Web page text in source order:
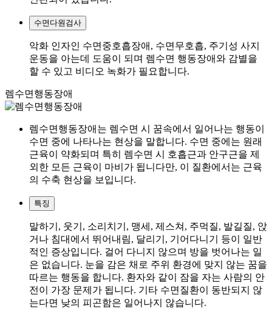
수면다원검사
악화 인자인 수면중호흡장애, 수면무호흡, 주기성 사지
운동을 아는데 도움이 되며 렘수면 행동장애와 감별을
할 수 있고 비디오 녹화가 필요합니다.
렘수면행동장애
렘수면행동장애는 렘수면 시 꿈속에서 일어나는 행동이
수면 중에 나타나는 현상을 말합니다. 수면 중에는 원래
근육이 약화되며 특히 렘수면 시 호흡근과 안구근을 제
외한 모든 근육이 마비가 됩니다만, 이 질환에서는 근육
의 수축 현상을 보입니다.
특징
말하기, 웃기, 소리치기, 맹세, 제스쳐, 주먹질, 발길질, 앉
거나 침대에서 뛰어내림, 달리기, 기어다니기 등이 일반
적인 증상입니다. 걸어 다니지 않으며 방을 벗어나는 일
은 없습니다. 눈을 감은 채로 주위 환경에 맞지 않는 꿈을
따르는 행동을 합니다. 환자와 같이 잠을 자는 사람의 안
전이 가장 문제가 됩니다. 기타 수면질환이 동반되지 않
는다면 낮의 피곤함은 일어나지 않습니다.